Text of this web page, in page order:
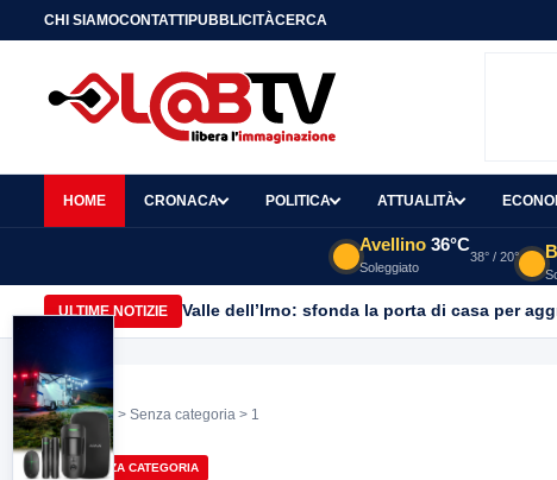
CHI SIAMOCONTATTIPUBBLICITÀCERCA
HOME CRONACA POLITICA ATTUALITÀ
Avellino 36°C
Soleggiato
38° / 20°
ULTIME NOTIZIE Valle dell’Irno: sfonda la porta di casa per
Home > Senza categoria > 1
SENZA CATEGORIA